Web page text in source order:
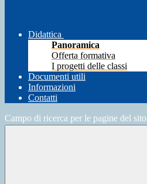
Didattica
Panoramica
Offerta formativa
I progetti delle classi
Documenti utili
Informazioni
Contatti
Campo di ricerca per le pagine del sito